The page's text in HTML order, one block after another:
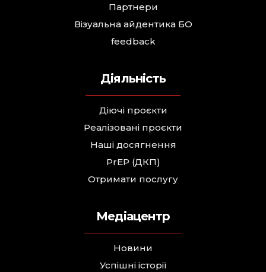
Партнери
Візуальна айдентика БО
feedback
Діяльність
Діючі проєкти
Реалізовані проєкти
Наші досягнення
PrEP (ДКП)
Отримати послугу
Медіацентр
Новини
Успішні історії